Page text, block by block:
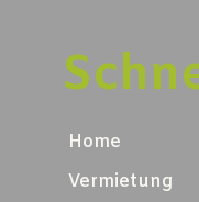
Home
Vermietung